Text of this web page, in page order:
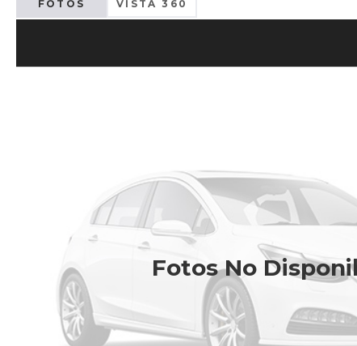
FOTOS VISTA 360
Fotos No